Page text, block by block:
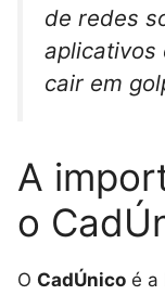
de redes
aplicativos
cair em
A
o
O CadÚnico é a